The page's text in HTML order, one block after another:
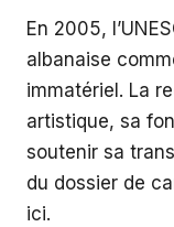
En 2005,
albanaise
immatériel. La
artistique, sa
soutenir sa
du dossier de
ici.